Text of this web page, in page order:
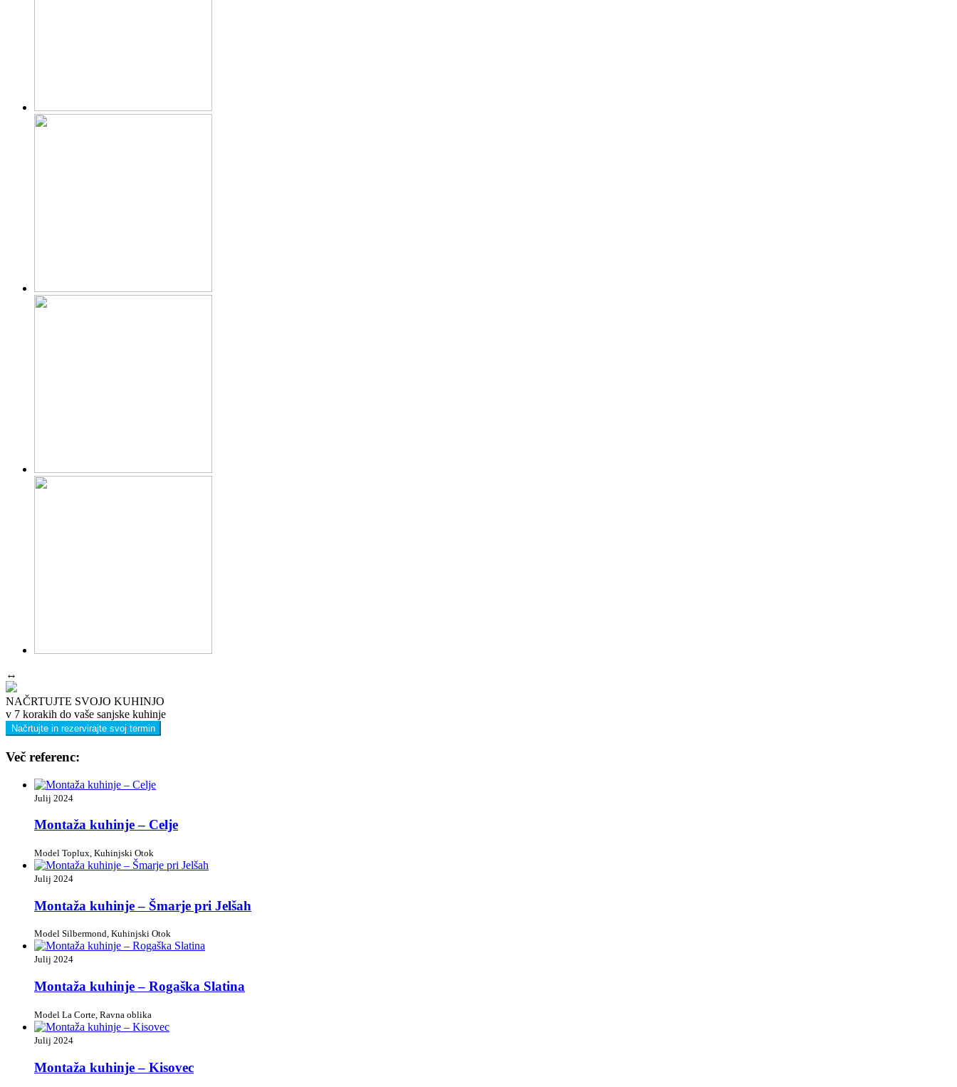
↔
NAČRTUJTE SVOJO KUHINJO
v 7 korakih do vaše sanjske kuhinje
Načrtujte in rezervirajte svoj termin
Več referenc:
Julij 2024
Montaža kuhinje – Celje
Model Toplux, Kuhinjski Otok
Julij 2024
Montaža kuhinje – Šmarje pri Jelšah
Model Silbermond, Kuhinjski Otok
Julij 2024
Montaža kuhinje – Rogaška Slatina
Model La Corte, Ravna oblika
Julij 2024
Montaža kuhinje – Kisovec